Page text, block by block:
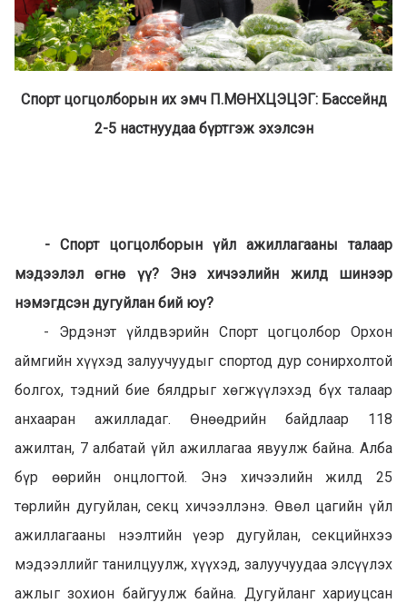
Спорт цогцолборын их эмч П.МӨНХЦЭЦЭГ: Бассейнд
2-5 настнуудаа бүртгэж эхэлсэн
- Спорт цогцолборын үйл ажиллагааны талаар
мэдээлэл өгнө үү? Энэ хичээлийн жилд шинээр
нэмэгдсэн дугуйлан бий юу?
- Эрдэнэт үйлдвэрийн Спорт цогцолбор Орхон
аймгийн хүүхэд залуучуудыг спортод дур сонирхолтой
болгох, тэдний бие бялдрыг хөгжүүлэхэд бүх талаар
анхааран ажилладаг. Өнөөдрийн байдлаар 118
ажилтан, 7 албатай үйл ажиллагаа явуулж байна. Алба
бүр өөрийн онцлогтой. Энэ хичээлийн жилд 25
төрлийн дугуйлан, секц хичээллэнэ. Өвөл цагийн үйл
ажиллагааны нээлтийн үеэр дугуйлан, секцийнхээ
мэдээллийг танилцуулж, хүүхэд, залуучуудаа элсүүлэх
ажлыг зохион байгуулж байна. Дугуйланг хариуцсан